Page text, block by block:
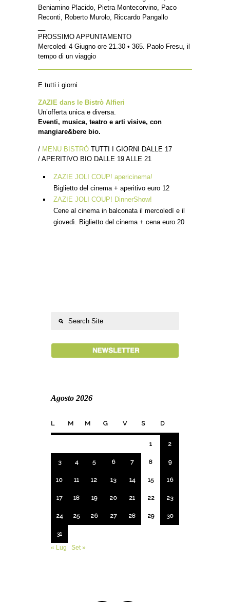
Beniamino Placido, Pietra Montecorvino, Paco
Reconti, Roberto Murolo, Riccardo Pangallo
PROSSIMO APPUNTAMENTO
Mercoledi 4 Giugno ore 21.30 • 365. Paolo Fresu, il
tempo di un viaggio
E tutti i giorni
ZAZIE dans le Bistrò Alfieri
Un’offerta unica e diversa.
Eventi, musica, teatro e arti visive, con
mangiare&bere bio.
/ MENU BISTRÒ TUTTI I GIORNI DALLE 17
/ APERITIVO BIO DALLE 19 ALLE 21
ZAZIE JOLI COUP! apericinema!
Biglietto del cinema + aperitivo euro 12
ZAZIE JOLI COUP! DinnerShow!
Cene al cinema in balconata il mercoledì e il
giovedì. Biglietto del cinema + cena euro 20
Agosto 2026
L M M G V S D
1 2
3 4 5 6 7 8 9
10 11 12 13 14 15 16
17 18 19 20 21 22 23
24 25 26 27 28 29 30
31
« Lug
Set »